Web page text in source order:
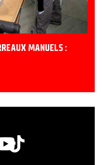
MANUELS :